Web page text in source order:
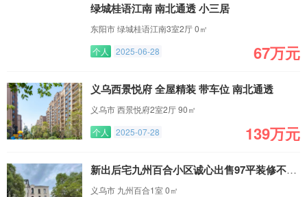
绿城桂语江南 南北通透 小三居
东阳市 绿城桂语江南3室2厅 0㎡
个人
2025-06-28 67万元
义乌西景悦府 全屋精装 带车位 南北通透
义乌市 西景悦府2室2厅 90㎡
个人
2025-07-28 139万元
新出后宅九州百合小区诚心出售97平装修不错的两居室
义乌市 九州百合1室 0㎡